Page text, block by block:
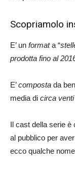
Scopriamolo
E’ un formata “
prodotta fino al
E’composta da ben
media di circa
Il cast della serie è
al pubblico per
ecco qualche